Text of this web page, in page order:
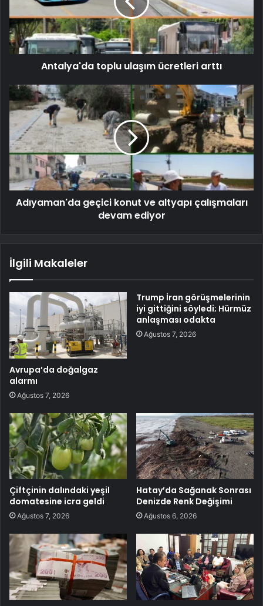
Antalya'da toplu ulaşım ücretleri arttı
Adıyaman'da geçici konut ve altyapı çalışmaları
devam ediyor
İlgili Makaleler
Avrupa’da doğalgaz
alarmı
Ağustos 7, 2026
Trump İran görüşmelerinin
iyi gittiğini söyledi; Hürmüz
anlaşması odakta
Ağustos 7, 2026
Çiftçinin dalındaki yeşil
domatesine icra geldi
Ağustos 7, 2026
Hatay’da Sağanak Sonrası
Denizde Renk Değişimi
Ağustos 6, 2026